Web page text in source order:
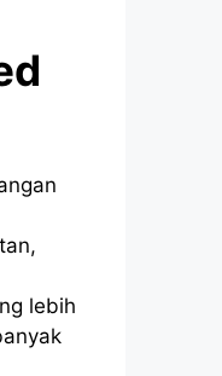
lebih